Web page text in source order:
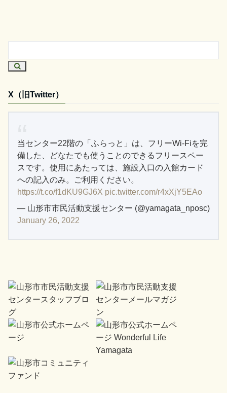
X（旧Twitter）
当センター22階の「ふらっと」は、フリーWi-Fiを完
備した、どなたでも使うことのできるフリースペー
スです。使用にあたっては、施設入口の入館カード
への記入のみ。ご利用ください。
https://t.co/f1dKU9GJ6X pic.twitter.com/r4xXjY5EAo
— 山形市市民活動支援センター (@yamagata_nposc)
January 26, 2022